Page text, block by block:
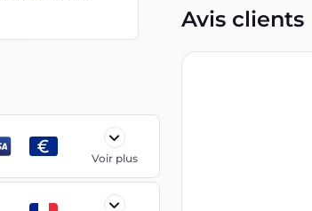
Voir plus
Avis clients